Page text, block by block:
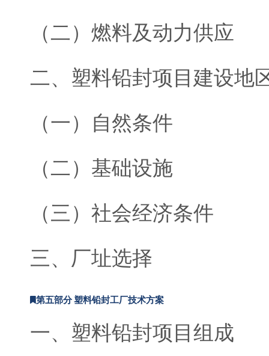
（二）燃料及动力供应
二、塑料铅封项目建设地
（一）自然条件
（二）基础设施
（三）社会经济条件
三、厂址选择
第五部分 塑料铅封工厂技术方案
一、塑料铅封项目组成